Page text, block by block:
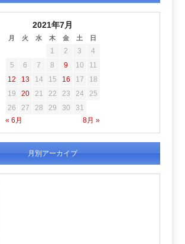
2021年7月
月 火 水 木 金 土 日
« 6月 8月 »
1 2 3
4
5
6 7 8 9 10
11
12
13 14 15 16 17
18
19
20 21 22 23 24
25
26
27 28 29 30 31
月別アーカイブ